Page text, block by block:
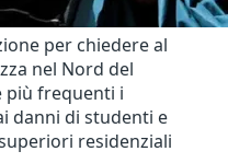
per chiedere al
nel Nord del
più frequenti i
danni di studenti e
residenziali